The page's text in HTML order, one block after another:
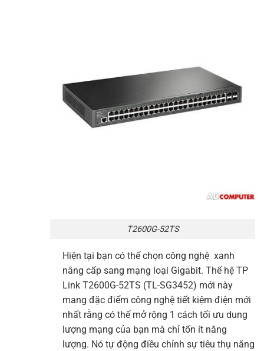
T2600G-52TS
Hiện tại bạn có thể chọn công nghệ xanh
nâng cấp sang mạng loại Gigabit. Thế hệ TP
Link T2600G-52TS (TL-SG3452) mới này
mang đặc điểm công nghệ tiết kiệm điện mới
nhất rằng có thể mở rộng 1 cách tối ưu dung
lượng mạng của bạn mà chỉ tốn ít năng
lượng. Nó tự động điều chỉnh sự tiêu thụ năng